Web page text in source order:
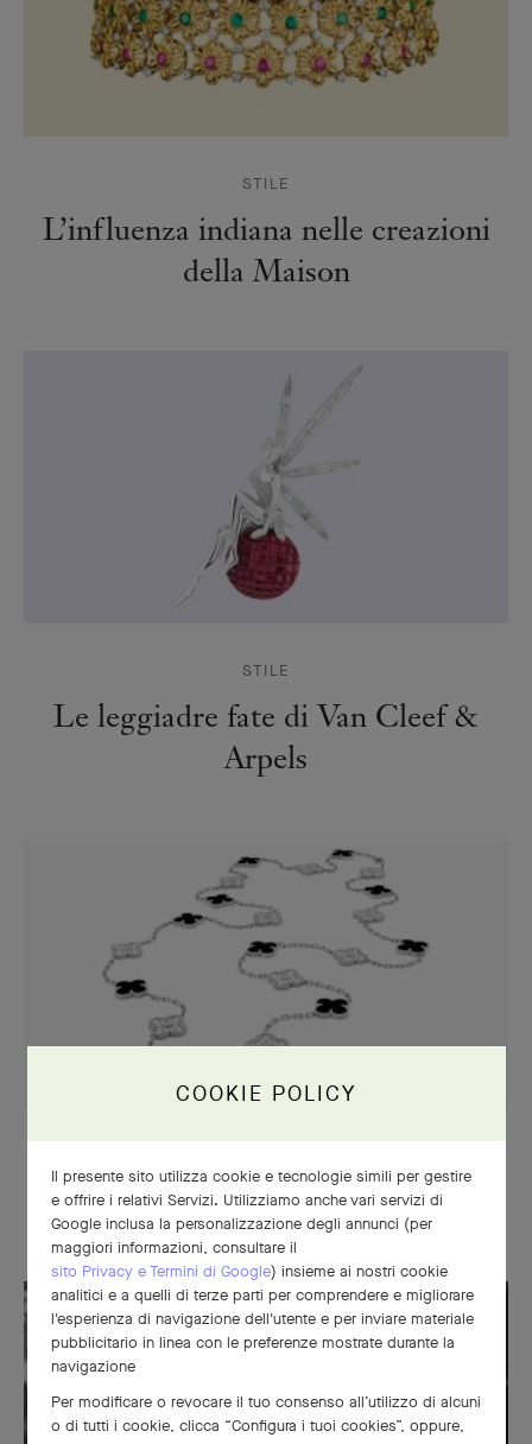
STILE
L’influenza indiana nelle creazioni
della Maison
STILE
Le leggiadre fate di Van Cleef &
Arpels
Storia della collezione Alhambra®
COOKIE POLICY
Il presente sito utilizza cookie e tecnologie simili per gestire
e offrire i relativi Servizi. Utilizziamo anche vari servizi di
Google inclusa la personalizzazione degli annunci (per
maggiori informazioni, consultare il
sito Privacy e Termini di Google) insieme ai nostri cookie
analitici e a quelli di terze parti per comprendere e migliorare
l'esperienza di navigazione dell'utente e per inviare materiale
pubblicitario in linea con le preferenze mostrate durante la
navigazione
Per modificare o revocare il tuo consenso all’utilizzo di alcuni
o di tutti i cookie, clicca “Configura i tuoi cookies”, oppure,